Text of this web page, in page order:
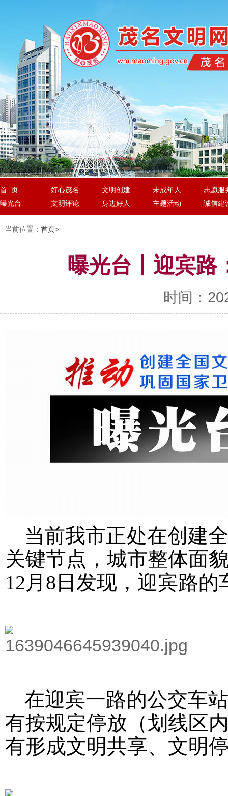
首 页 好心茂名 文明创建 未成年人
志愿服
曝光台
文明评论 身边好人 主题活动 诚信建
当前位置： 首页>
曝光台丨迎宾路
时间：
当前我市正处在创建
关键节点，城市整体面
12月8日发现，迎宾路
在迎宾一路的公交车
有按规定停放（划线区
有形成文明共享、文明